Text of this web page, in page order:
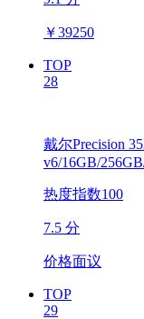
￥39250
TOP
28
戴尔Precision
v6/16GB/
热度指数100
7.5 分
价格面议
TOP
29